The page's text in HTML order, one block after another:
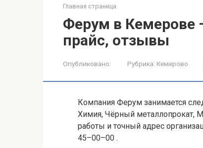
Главная страница
Ферум в Кемерове
прайс, отзывы
Опубликовано: Рубрика: Кемерово
Компания Ферум занимается
Химия, Чёрный металлопрокат,
работы и точный адрес
45–00–00 .